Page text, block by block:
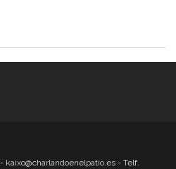
kaixo@charlandoenelpatio.es - Telf.